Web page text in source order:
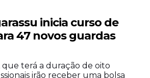
inicia curso de
47 novos guardas
terá a duração de oito
irão receber uma bolsa